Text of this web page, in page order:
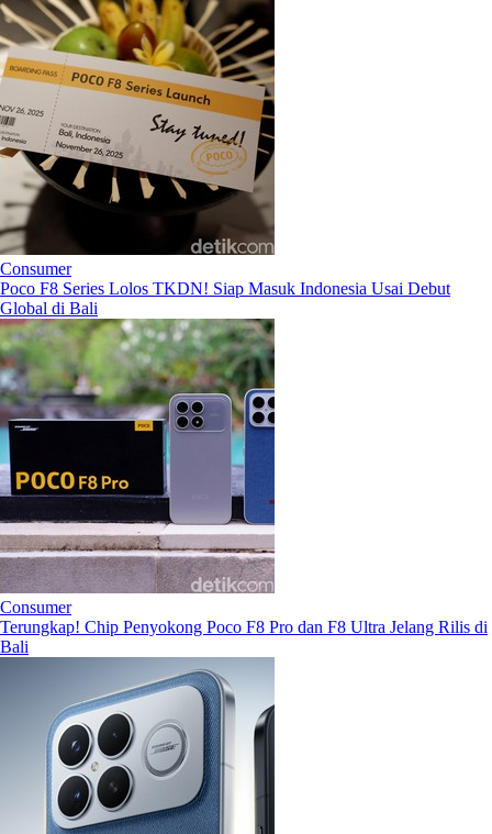
Consumer
Poco F8 Series Lolos TKDN! Siap Masuk Indonesia Usai Debut
Global di Bali
Consumer
Terungkap! Chip Penyokong Poco F8 Pro dan F8 Ultra Jelang Rilis di
Bali